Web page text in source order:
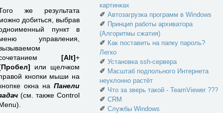
же результата
добиться, выбрав
пункт в
управления,
[Аlt]+
или щелчком
кнопки мыши на
окна на Панели
(см. также Control
картинках
✐ Автозагрузка программ в Windows
✐ Принцип работы архиватора
(Алгоритмы сжатия)
✐ Как поставить на папку пароль?
Легко
✐ Установка ssh-сервера
✐ Масштаб подпольного Интернета
неуклонно растёт
✐ Что за зверь такой - TeamViewer ???
✐ CRM
✐ Службы Windows